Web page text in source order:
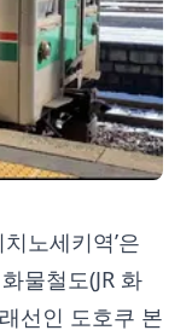
노세키역’은
물철도(JR 화
선인 도호쿠 본